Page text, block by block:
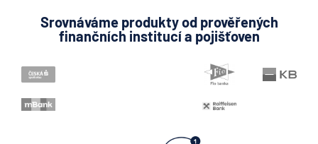
Srovnáváme produkty od prověřených
finančních institucí a pojišťoven